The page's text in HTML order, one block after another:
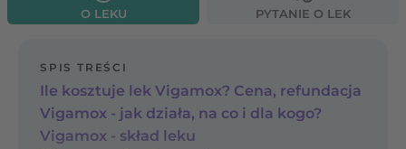
O LEKU PYTANIE O LEK
SPIS TREŚCI
Ile kosztuje lek Vigamox? Cena, refundacja
Vigamox - jak działa, na co i dla kogo?
Vigamox - skład leku